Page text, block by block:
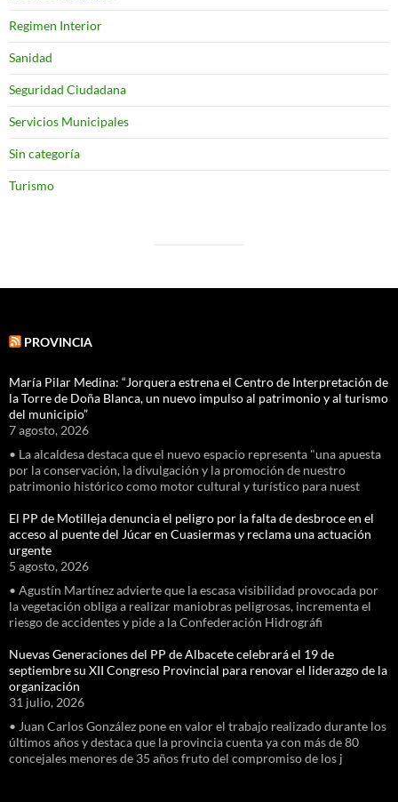
Regimen Interior
Sanidad
Seguridad Ciudadana
Servicios Municipales
Sin categoría
Turismo
PROVINCIA
María Pilar Medina: “Jorquera estrena el Centro de Interpretación de
la Torre de Doña Blanca, un nuevo impulso al patrimonio y al turismo
del municipio”
7 agosto, 2026
• La alcaldesa destaca que el nuevo espacio representa "una apuesta
por la conservación, la divulgación y la promoción de nuestro
patrimonio histórico como motor cultural y turístico para nuest
El PP de Motilleja denuncia el peligro por la falta de desbroce en el
acceso al puente del Júcar en Cuasiermas y reclama una actuación
urgente
5 agosto, 2026
• Agustín Martínez advierte que la escasa visibilidad provocada por
la vegetación obliga a realizar maniobras peligrosas, incrementa el
riesgo de accidentes y pide a la Confederación Hidrográfi
Nuevas Generaciones del PP de Albacete celebrará el 19 de
septiembre su XII Congreso Provincial para renovar el liderazgo de la
organización
31 julio, 2026
• Juan Carlos González pone en valor el trabajo realizado durante los
últimos años y destaca que la provincia cuenta ya con más de 80
concejales menores de 35 años fruto del compromiso de los j